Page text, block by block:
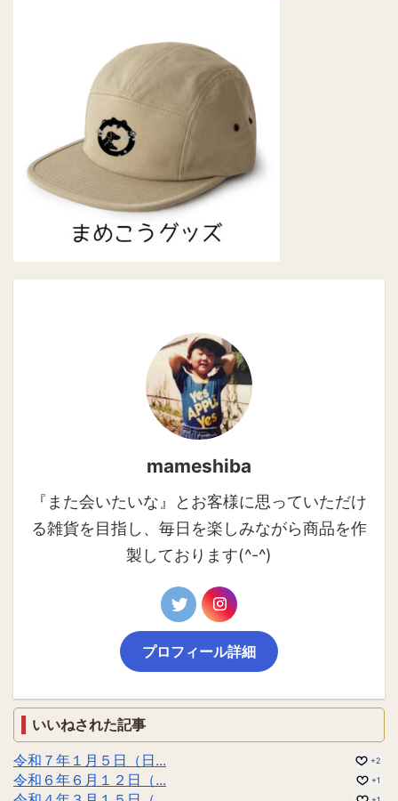
mameshiba
『また会いたいな』とお客様に思っていただけ
る雑貨を目指し、毎日を楽しみながら商品を作
製しております(^-^)
プロフィール詳細
いいねされた記事
令和７年１月５日（日...
+2
令和６年６月１２日（... +1